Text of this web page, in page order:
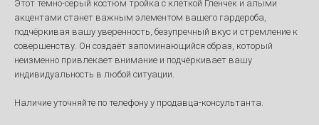
Этот темно-серый костюм тройка с клеткой Гленчек и алыми
акцентами станет важным элементом вашего гардероба,
подчёркивая вашу уверенность, безупречный вкус и стремление к
совершенству. Он создаёт запоминающийся образ, который
неизменно привлекает внимание и подчёркивает вашу
индивидуальность в любой ситуации.
Наличие уточняйте по телефону у продавца-консультанта.